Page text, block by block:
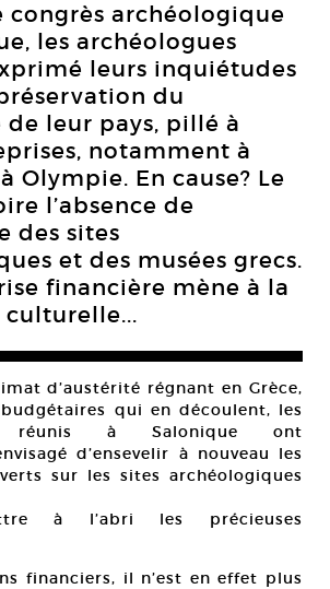
congrès archéologique
les archéologues
leurs inquiétudes
du
leur pays, pillé à
notamment à
Olympie. En cause? Le
l’absence de
des sites
et des musées grecs.
financière mène à la
d’austérité régnant en Grèce,
qui en découlent, les
réunis à Salonique ont
d’ensevelir à nouveau les
sur les sites archéologiques
à l’abri les précieuses
financiers, il n’est en effet plus